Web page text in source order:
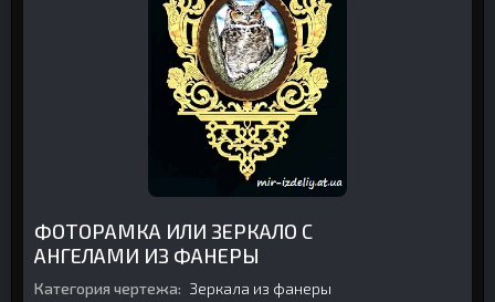
ФОТОРАМКА ИЛИ ЗЕРКАЛО С
АНГЕЛАМИ ИЗ ФАНЕРЫ
Категория чертежа: Зеркала из фанеры